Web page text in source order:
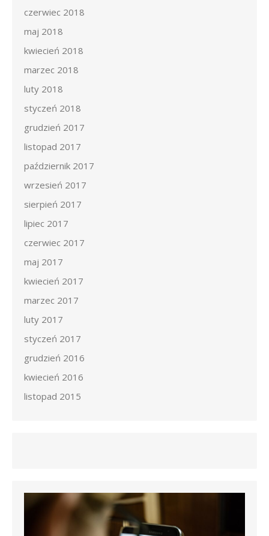
czerwiec 2018
maj 2018
kwiecień 2018
marzec 2018
luty 2018
styczeń 2018
grudzień 2017
listopad 2017
październik 2017
wrzesień 2017
sierpień 2017
lipiec 2017
czerwiec 2017
maj 2017
kwiecień 2017
marzec 2017
luty 2017
styczeń 2017
grudzień 2016
kwiecień 2016
listopad 2015